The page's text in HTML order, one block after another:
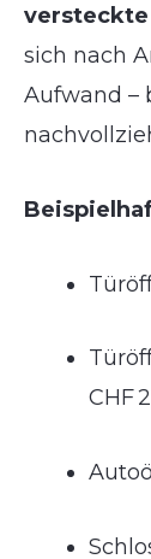
versteckte
sich nach
Aufwand –
CHF